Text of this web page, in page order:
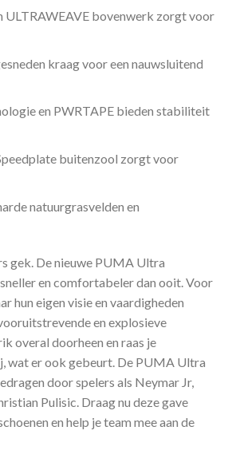
ULTRAWEAVE bovenwerk zorgt voor
kraag voor een nauwsluitend
en PWRTAPE bieden stabiliteit
buitenzool zorgt voor
natuurgrasvelden en
gek. De nieuwe PUMA Ultra
en comfortabeler dan ooit. Voor
hun eigen visie en vaardigheden
en explosieve
overal doorheen en raas je
wat er ook gebeurt. De PUMA Ultra
door spelers als Neymar Jr,
Pulisic. Draag nu deze gave
en help je team mee aan de